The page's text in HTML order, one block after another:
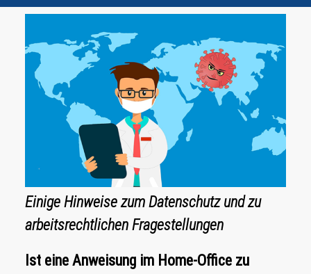
Einige Hinweise zum Datenschutz und zu
arbeitsrechtlichen Fragestellungen
Ist eine Anweisung im Home-Office zu